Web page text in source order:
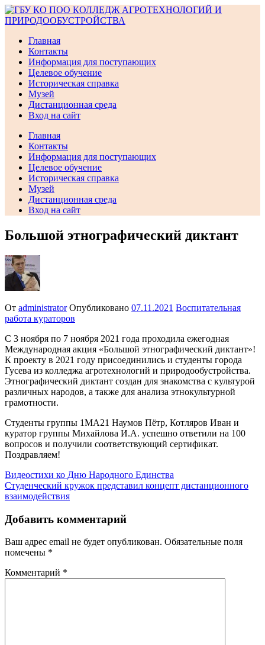
Перейти
к
Главная
Контакты
Информация для поступающих
Целевое обучение
Историческая справка
Музей
Дистанционная среда
Вход на сайт
Главная
Контакты
Информация для поступающих
Целевое обучение
Историческая справка
Музей
Дистанционная среда
Вход на сайт
Большой этнографический диктант
От administrator Опубликовано 07.11.2021 Воспитательная
работа кураторов
С 3 ноября по 7 ноября 2021 года проходила ежегодная
Международная акция «Большой этнографический диктант»!
К проекту в 2021 году присоединились и студенты города
Гусева из колледжа агротехнологий и природообустройства.
Этнографический диктант создан для знакомства с культурой
различных народов, а также для анализа этнокультурной
грамотности.
Студенты группы 1МА21 Наумов Пётр, Котляров Иван и
куратор группы Михайлова И.А. успешно ответили на 100
вопросов и получили соответствующий сертификат.
Поздравляем!
Навигация
по
Видеостихи ко Дню Народного Единства
Студенческий кружок представил концепт дистанционного
взаимодействия
Добавить комментарий
Ваш адрес email не будет опубликован. Обязательные поля
помечены *
Комментарий *